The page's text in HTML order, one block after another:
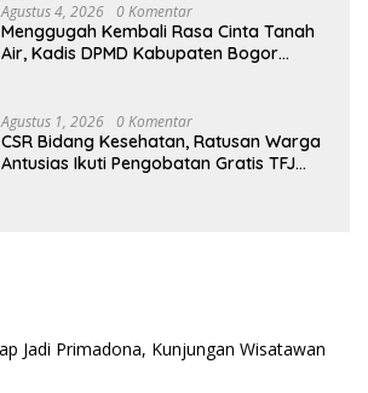
Agustus 4, 2026 0 Komentar
Menggugah Kembali Rasa Cinta Tanah
Air, Kadis DPMD Kabupaten Bogor
Masyarakat Dan Pengguna Jalan.
Agustus 1, 2026 0 Komentar
CSR Bidang Kesehatan, Ratusan Warga
Antusias Ikuti Pengobatan Gratis TFJ